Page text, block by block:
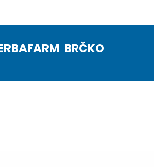
BRČKO